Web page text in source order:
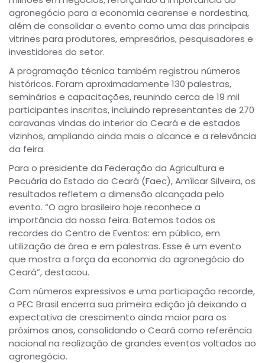
agronegócio para a economia cearense e nordestina,
além de consolidar o evento como uma das principais
vitrines para produtores, empresários, pesquisadores e
investidores do setor.
A programação técnica também registrou números
históricos. Foram aproximadamente 130 palestras,
seminários e capacitações, reunindo cerca de 19 mil
participantes inscritos, incluindo representantes de 270
caravanas vindas do interior do Ceará e de estados
vizinhos, ampliando ainda mais o alcance e a relevância
da feira.
Para o presidente da Federação da Agricultura e
Pecuária do Estado do Ceará (Faec), Amílcar Silveira, os
resultados refletem a dimensão alcançada pelo
evento. “O agro brasileiro hoje reconhece a
importância da nossa feira. Batemos todos os
recordes do Centro de Eventos: em público, em
utilização de área e em palestras. Esse é um evento
que mostra a força da economia do agronegócio do
Ceará”, destacou.
Com números expressivos e uma participação recorde,
a PEC Brasil encerra sua primeira edição já deixando a
expectativa de crescimento ainda maior para os
próximos anos, consolidando o Ceará como referência
nacional na realização de grandes eventos voltados ao
agronegócio.